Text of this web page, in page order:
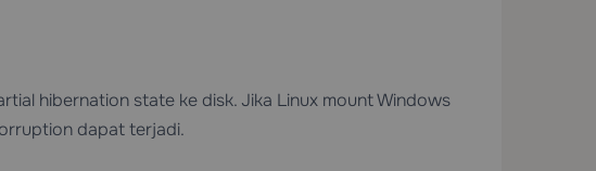
hibernation state ke disk. Jika Linux mount Windows
dapat terjadi.